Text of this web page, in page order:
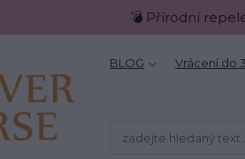
💣 Přírodní
BLOG Vrácení do